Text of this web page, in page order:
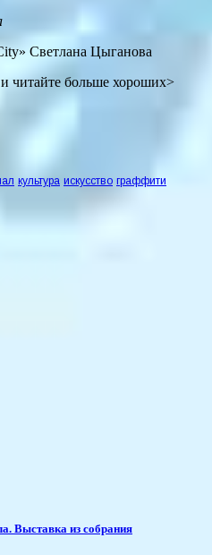
Светлана Цыганова
читайте больше хороших>
культура искусство граффити
Выставка из собрания